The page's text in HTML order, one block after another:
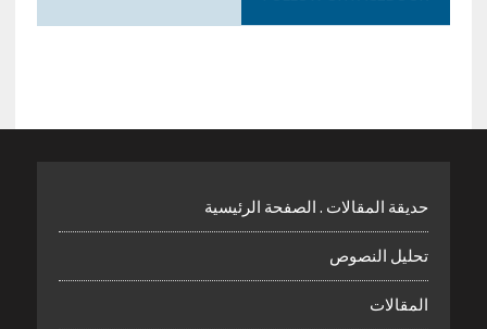
حديقة المقالات . الصفحة الرئيسية
تحليل النصوص
المقالات